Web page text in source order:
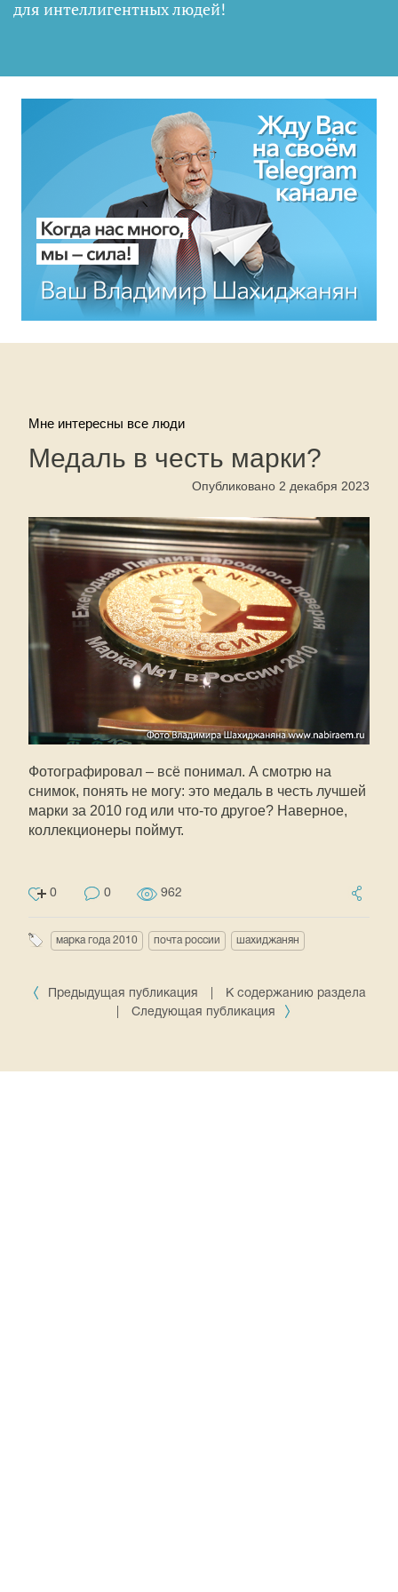
для интеллигентных людей!
Мне интересны все люди
Медаль в честь марки?
Опубликовано 2 декабря 2023
Фотографировал – всё понимал. А смотрю на
снимок, понять не могу: это медаль в честь лучшей
марки за 2010 год или что-то другое? Наверное,
коллекционеры поймут.
0 0 962
марка года 2010 почта россии шахиджанян
Предыдущая публикация
К содержанию раздела
Следующая публикация